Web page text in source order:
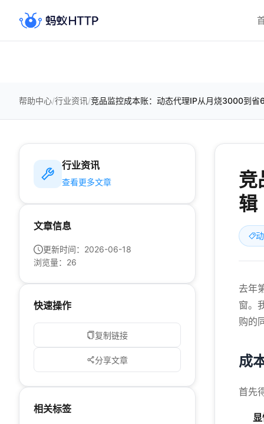
帮助中心/行业资讯/竞品监控成本账：动态代理IP从月烧3000到省
行业资讯
查看更多文章
文章信息
更新时间： 2026-06-18
浏览量： 26
快速操作
复制链接
分享文章
相关标签
竞
辑
去年
窗。
购的
成
首先